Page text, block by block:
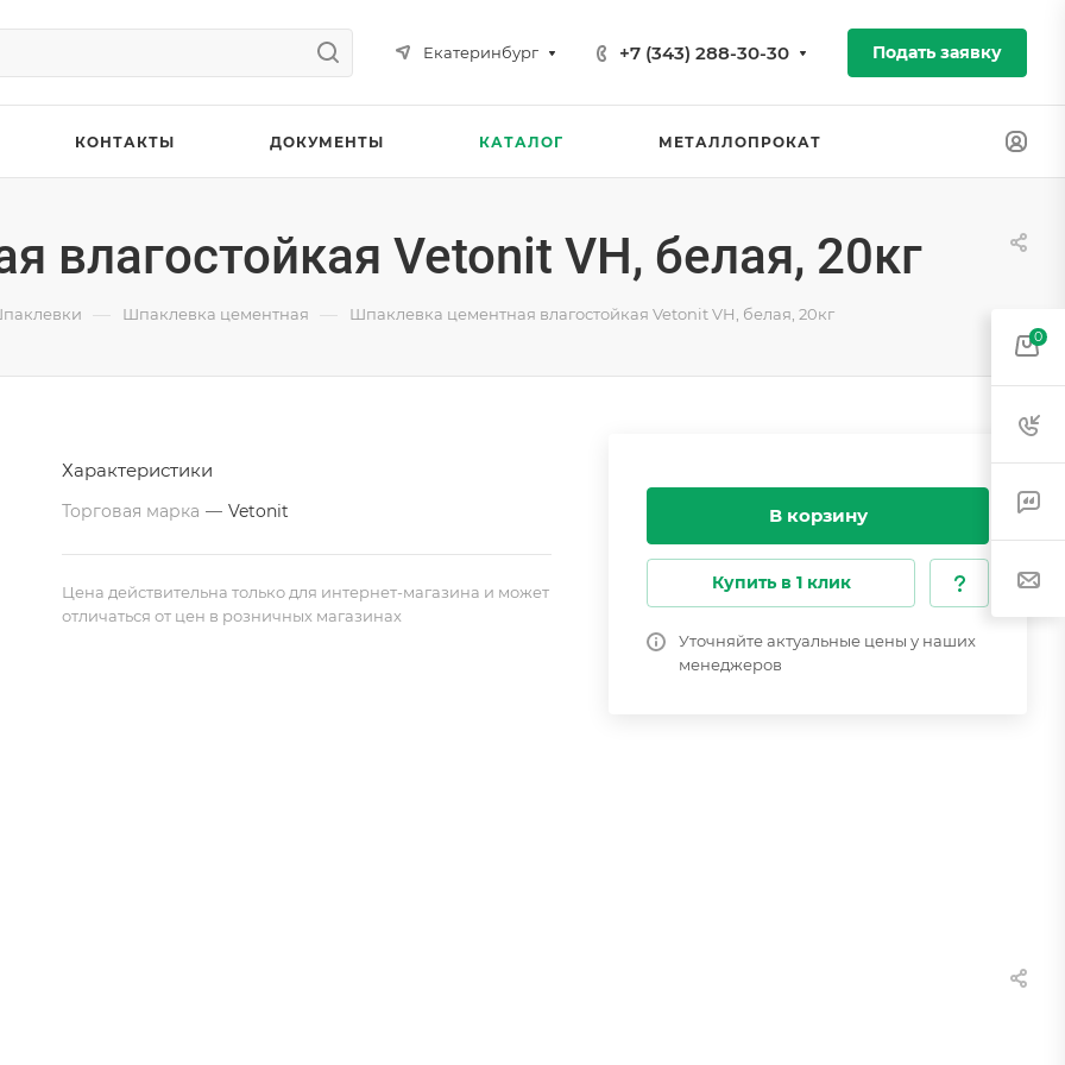
Екатеринбург +7 (343) 288-30-30 Подать заявку
КОНТАКТЫ ДОКУМЕНТЫ КАТАЛОГ МЕТАЛЛОПРОКАТ
влагостойкая Vetonit VH, белая, 20кг
— Шпаклевка цементная — Шпаклевка цементная влагостойкая Vetonit VH, белая, 20кг
В корзину
Купить в 1 клик
Уточняйте актуальные цены у наших
менеджеров
Характеристики
Торговая марка — Vetonit
Цена действительна только для интернет-магазина и может
отличаться от цен в розничных магазинах
0